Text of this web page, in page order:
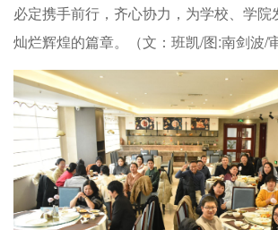
必定携手前行，齐心协力，为学校、学院
灿烂辉煌的篇章。（文：班凯/图:南剑波/